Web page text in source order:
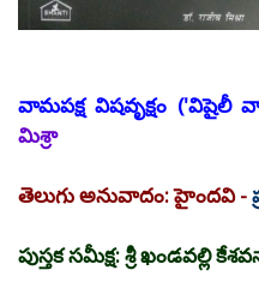
వామపక్ష విషవృక్షం
మిశ్రా
తెలుగు అనువాదం: హైందవి -
పుస్తక సమీక్ష: శ్రీ ఖండవల్లి